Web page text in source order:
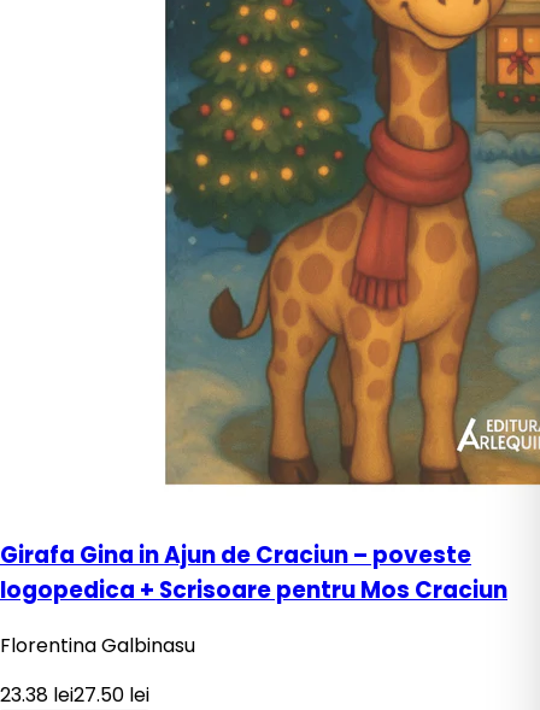
Girafa Gina in Ajun de Craciun – poveste
logopedica + Scrisoare pentru Mos Craciun
Florentina Galbinasu
23.38 lei27.50 lei